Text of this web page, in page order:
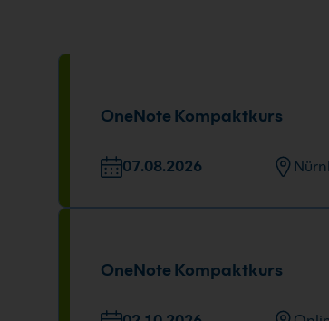
OneNote Kompaktkurs
07.08.2026
Veranstaltungsort
OneNote Kompaktkurs